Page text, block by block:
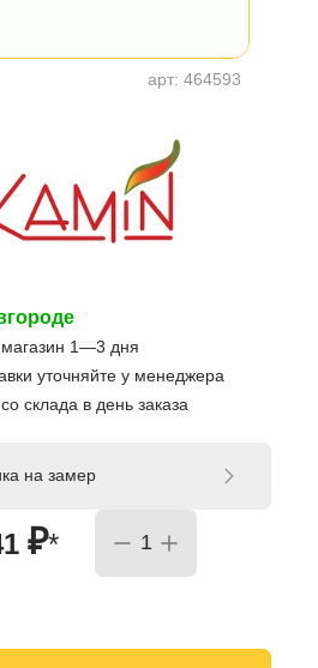
арт: 464593
1—3 дня
уточняйте у менеджера
склада в день заказа
₽*
на замер